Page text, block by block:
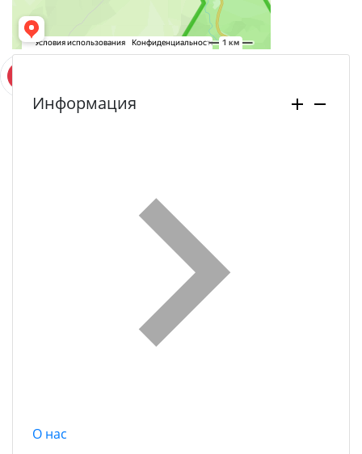
Информация
О нас